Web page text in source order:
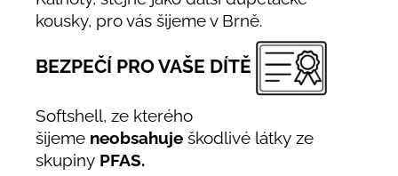
kousky, pro vás šijeme v Brně.
BEZPEČÍ PRO VAŠE DÍTĚ
Softshell, ze kterého
šijeme neobsahuje škodlivé látky ze
skupiny PFAS.